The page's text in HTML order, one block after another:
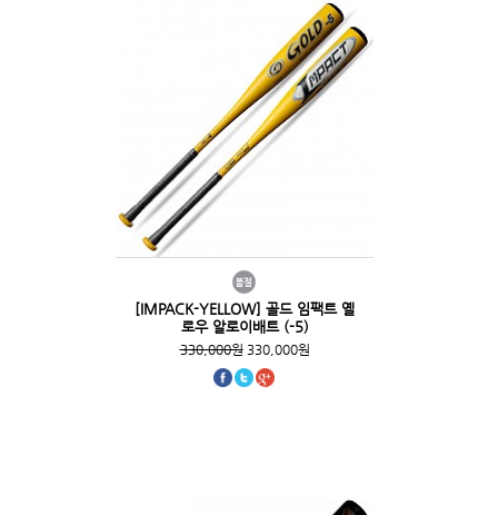
[IMPACK-YELLOW] 골드 임팩트 옐
로우 알로이배트 (-5)
330,000원330,000원